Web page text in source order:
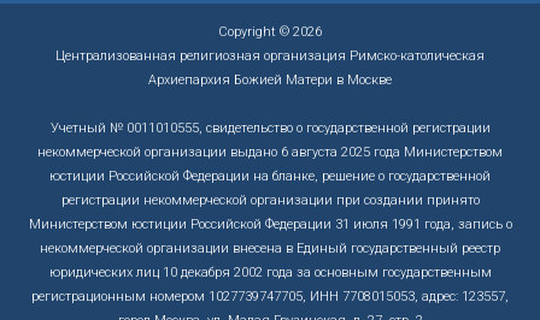
Copyright © 2026
Централизованная религиозная организация Римско-католическая
Архиепархия Божией Матери в Москве
Учетный № 0011010555, свидетельство о государственной регистрации
некоммерческой организации выдано 6 августа 2025 года Министерством
юстиции Российской Федерации на бланке, решение о государственной
регистрации некоммерческой организации при создании принято
Министерством юстиции Российской Федерации 31 июля 1991 года, запись о
некоммерческой организации внесена в Единый государственный реестр
юридических лиц 10 декабря 2002 года за основным государственным
регистрационным номером 1027739747705, ИНН 7708015053, адрес: 123557,